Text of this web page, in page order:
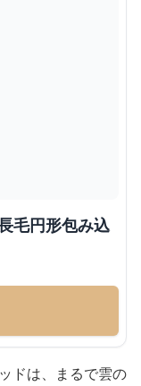
毛円形包み込
ドは、まるで雲の